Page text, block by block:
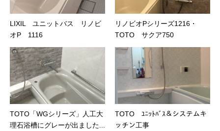
LIXIL ユニットバス リノビ
オP 1116
リノビオPシリーズ1216・
TOTO サクア750
TOTO「WGシリーズ」人工大
理石浴槽にグレーが出ました...
TOTO ﾕﾆｯﾄﾊﾞｽ＆システムキ
ッチン工事